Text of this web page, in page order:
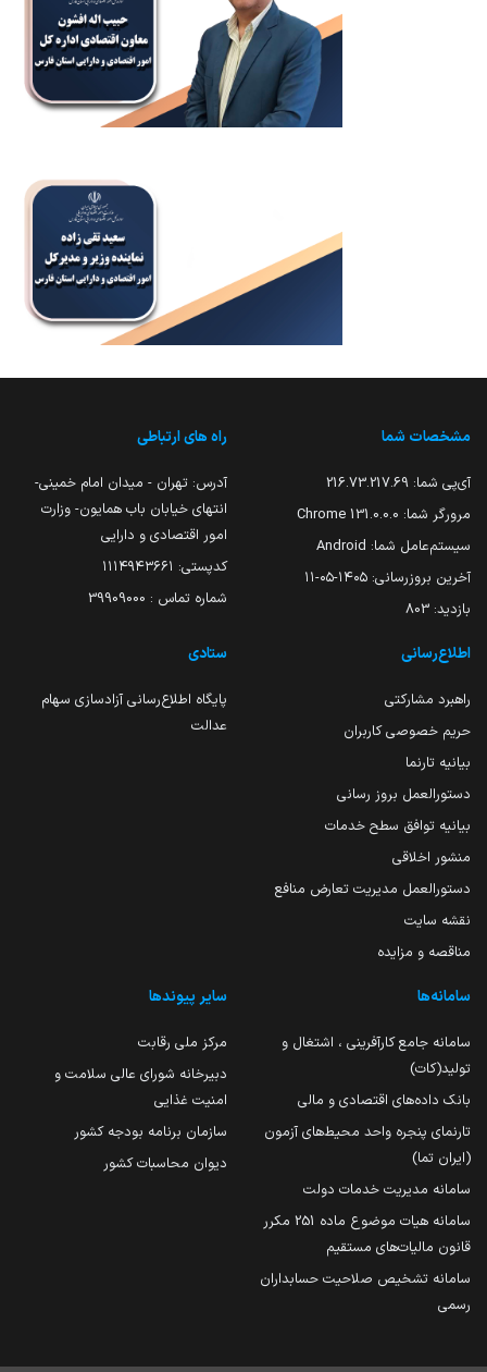
مشخصات شما
آی‌پی شما: 216.73.217.69
مرورگر شما: 131.0.0.0 Chrome
سیستم‌عامل شما: Android
آخرین بروزرسانی: ۱۴۰۵-۰۵-۱۱
بازدید: 803
راه های ارتباطی
آدرس: تهران - میدان امام خمینی-
انتهای خیابان باب همایون- وزارت
امور اقتصادی و دارایی
کدپستی: ۱۱۱۴۹۴۳۶۶۱
شماره تماس : 39909000
اطلاع‌رسانی
راهبرد مشارکتی
حریم خصوصی کاربران
بیانیه تارنما
دستورالعمل بروز رسانی
بیانیه توافق سطح خدمات
منشور اخلاقی
دستورالعمل مدیریت تعارض منافع
نقشه سایت
مناقصه و مزایده
ستادی
پایگاه اطلاع‌رسانی آزادسازی سهام
عدالت
سامانه‌ها
سامانه جامع کارآفرینی ، اشتغال و
تولید(کات)
بانک داده‌های اقتصادی و مالی
تارنمای پنجره واحد محیط‌های آزمون
(ایران تما)
سامانه مدیریت خدمات دولت
سامانه هیات موضوع ماده 251 مکرر
قانون مالیات‌های مستقیم
سامانه تشخیص صلاحیت حسابداران
رسمی
سایر پیوندها
مرکز ملی رقابت
دبیرخانه شورای عالی سلامت و
امنیت غذایی
سازمان برنامه بودجه کشور
دیوان محاسبات کشور